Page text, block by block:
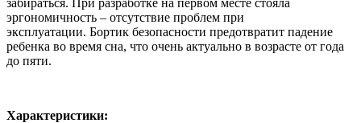
эргономичность – отсутствие проблем при
эксплуатации. Бортик безопасности предотвратит падение
ребенка во время сна, что очень актуально в возрасте от года
до пяти.
Характеристики: